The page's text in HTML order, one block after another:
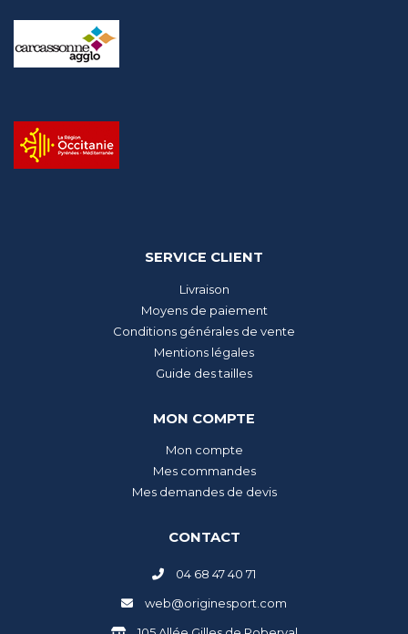
SERVICE CLIENT
Livraison
Moyens de paiement
Conditions générales de vente
Mentions légales
Guide des tailles
MON COMPTE
Mon compte
Mes commandes
Mes demandes de devis
CONTACT
04 68 47 40 71
web@originesport.com